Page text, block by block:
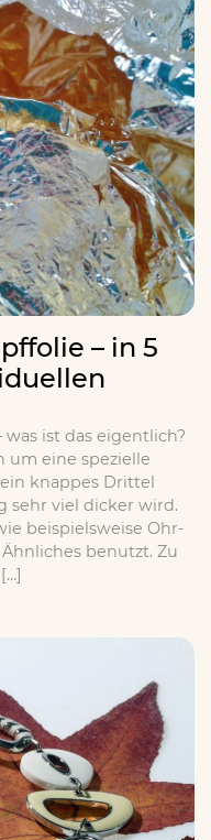
– in 5
ist das eigentlich?
um eine spezielle
knappes Drittel
sehr viel dicker wird.
beispielsweise Ohr-
benutzt. Zu